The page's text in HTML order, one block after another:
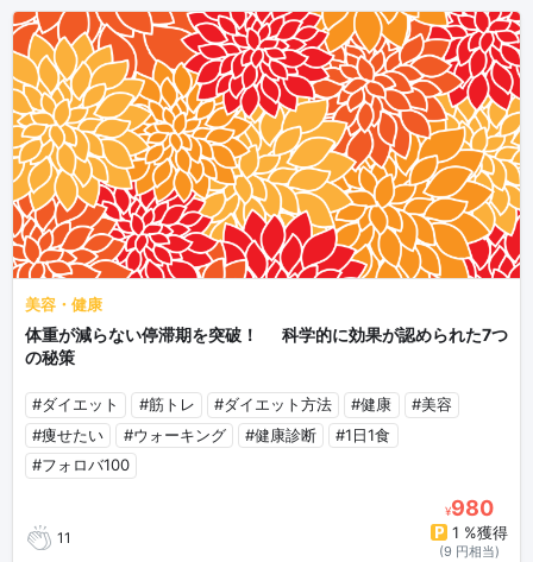
美容・健康
体重が減らない停滞期を突破！⚡ 科学的に効果が認められた7つ
の秘策 🔍
#ダイエット #筋トレ #ダイエット方法 #健康
#美容
#痩せたい
#ウォーキング #健康診断
#1日1食
#フォロバ100
11
¥980
1 %獲得
(9 円相当)